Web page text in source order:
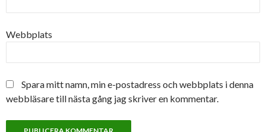
Webbplats
Spara mitt namn, min e-postadress och webbplats i denna
webbläsare till nästa gång jag skriver en kommentar.